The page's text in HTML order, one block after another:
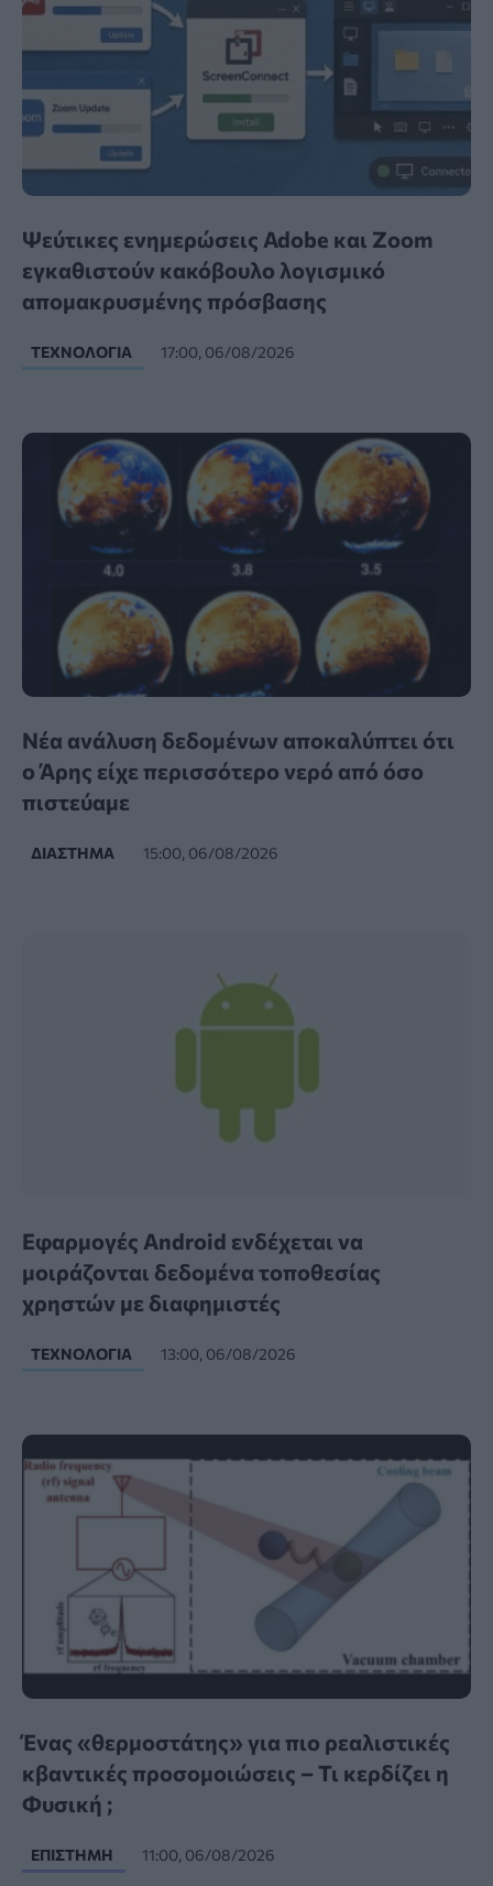
Ψεύτικες ενημερώσεις Adobe και Zoom
εγκαθιστούν κακόβουλο λογισμικό
απομακρυσμένης πρόσβασης
ΤΕΧΝΟΛΟΓΊΑ 17:00, 06/08/2026
Νέα ανάλυση δεδομένων αποκαλύπτει ότι
ο Άρης είχε περισσότερο νερό από όσο
πιστεύαμε
ΔΙΆΣΤΗΜΑ 15:00, 06/08/2026
Εφαρμογές Android ενδέχεται να
μοιράζονται δεδομένα τοποθεσίας
χρηστών με διαφημιστές
ΤΕΧΝΟΛΟΓΊΑ 13:00, 06/08/2026
Ένας «θερμοστάτης» για πιο ρεαλιστικές
κβαντικές προσομοιώσεις – Τι κερδίζει η
Φυσική ;
ΕΠΙΣΤΉΜΗ 11:00, 06/08/2026